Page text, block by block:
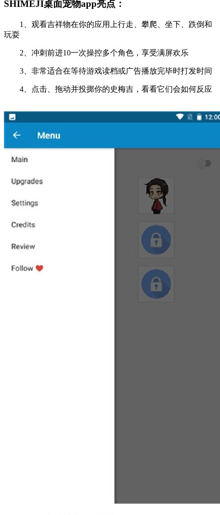
SHIMEJI桌面宠物app亮点：
1、观看吉祥物在你的应用上行走、攀爬、坐下、跌倒和
玩耍
2、冲刺前进10一次操控多个角色，享受满屏欢乐
3、非常适合在等待游戏读档或广告播放完毕时打发时间
4、点击、拖动并投掷你的史梅吉，看看它们会如何反应